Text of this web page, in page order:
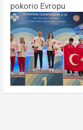
pokorio Evropu